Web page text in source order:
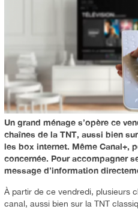
Un grand ménage s’opère ce
chaînes de la TNT, aussi bien
les box internet. Même Canal+,
concernée. Pour accompagner
message d’information
À partir de ce vendredi, plusieurs
canal, aussi bien sur la TNT